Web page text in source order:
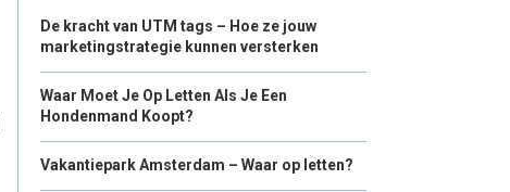
De kracht van UTM tags – Hoe ze jouw
marketingstrategie kunnen versterken
Waar Moet Je Op Letten Als Je Een
Hondenmand Koopt?
Vakantiepark Amsterdam – Waar op letten?